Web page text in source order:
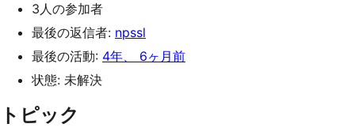
3人の参加者
最後の返信者: npssl
最後の活動: 4年、 6ヶ月前
状態: 未解決
トピック